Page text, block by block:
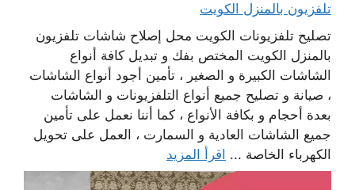
تلفزيون بالمنزل الكويت
تصليح تلفزيونات الكويت محل إصلاح شاشات تلفزيون
بالمنزل الكويت المختص بفك و تبديل كافة أنواع
الشاشات الكبيرة و الصغير ، تأمين أجود أنواع الشاشات
، صيانة و تصليح جميع أنواع التلفزيونات و الشاشات
بعدة أحجام و بكافة الأنواع ، كما أننا نعمل على تأمين
جميع الشاشات العادية و السمارت ، العمل على تحويل
الكهرباء الخاصة ... اقرأ المزيد